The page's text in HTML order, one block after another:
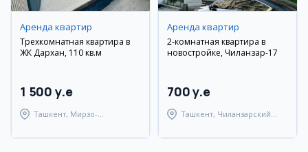
Аренда квартир
Трехкомнатная квартира в
ЖК Дархан, 110 кв.м
1 500 y.e
Ташкент, Мирзо-
Аренда квартир
2-комнатная квартира в
новостройке, Чиланзар-17
700 y.e
Ташкент, Чиланзарский